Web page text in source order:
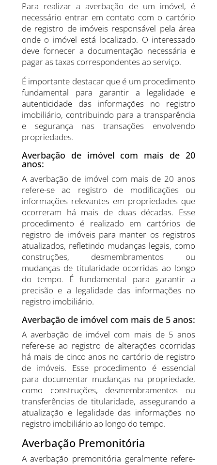
Para realizar a averbação de um imóvel, é
necessário entrar em contato com o cartório
de registro de imóveis responsável pela área
onde o imóvel está localizado. O interessado
deve fornecer a documentação necessária e
pagar as taxas correspondentes ao serviço.
É importante destacar que é um procedimento
fundamental para garantir a legalidade e
autenticidade das informações no registro
imobiliário, contribuindo para a transparência
e segurança nas transações envolvendo
propriedades.
Averbação de imóvel com mais de 20
anos:
A averbação de imóvel com mais de 20 anos
refere-se ao registro de modificações ou
informações relevantes em propriedades que
ocorreram há mais de duas décadas. Esse
procedimento é realizado em cartórios de
registro de imóveis para manter os registros
atualizados, refletindo mudanças legais, como
construções, desmembramentos ou
mudanças de titularidade ocorridas ao longo
do tempo. É fundamental para garantir a
precisão e a legalidade das informações no
registro imobiliário.
Averbação de imóvel com mais de 5 anos:
A averbação de imóvel com mais de 5 anos
refere-se ao registro de alterações ocorridas
há mais de cinco anos no cartório de registro
de imóveis. Esse procedimento é essencial
para documentar mudanças na propriedade,
como construções, desmembramentos ou
transferências de titularidade, assegurando a
atualização e legalidade das informações no
registro imobiliário ao longo do tempo.
Averbação Premonitória
A averbação premonitória geralmente refere-